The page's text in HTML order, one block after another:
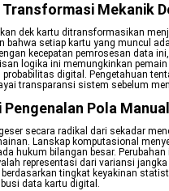
Mekanik
dek kartu ditransformasikan
setiap kartu yang muncul
kecepatan pemrosesan data
logika ini memungkinkan
digital. Pengetahuan
transparansi sistem sebelum
Pengenalan Pola
secara radikal dari sekadar
Lanskap komputasional
hukum bilangan besar.
representasi dari variansi
tingkat keyakinan
data kartu digital.